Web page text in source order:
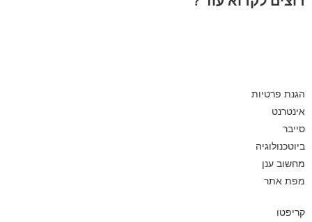
הגנת פרטיות
אינטרנט
סייבר
ביוטכנולוגיה
מחשוב ענן
מפת אתר
קריפטו